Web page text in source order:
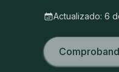
Actualizado: 6